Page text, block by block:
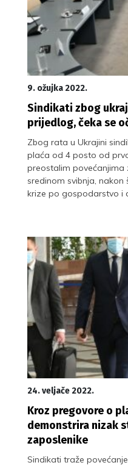
9. ožujka 2022.
Sindikati zbog
prijedlog, čeka se
Zbog rata u Ukrajini
plaća od 4 posto od
preostalim povećanjima
sredinom svibnja, nakon
krize po gospodarstvo i
24. veljače 2022.
Kroz pregovore o
demonstrira nizak
zaposlenike
Sindikati traže